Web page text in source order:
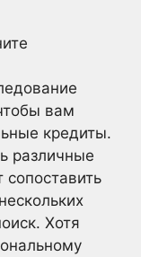
вам
кредиты.
различные
Хотя